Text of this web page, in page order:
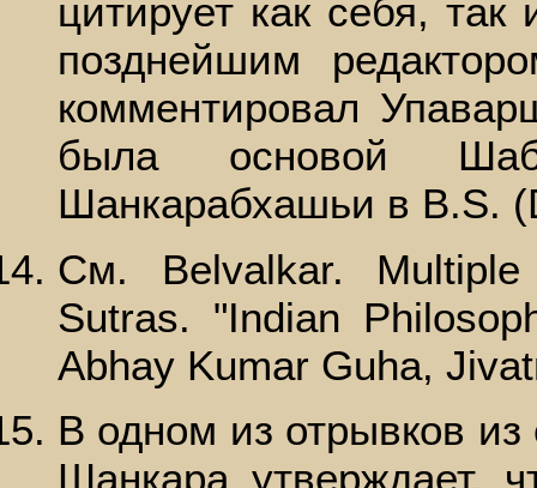
цитирует как себя,
позднейшим
комментировал
была основой
Шанкарабхашьи в В.S.
См. Belvalkar.
Sutras. "Indian
Abhay Kumar Guha,
В одном из отрывков
Шанкара утверждает,